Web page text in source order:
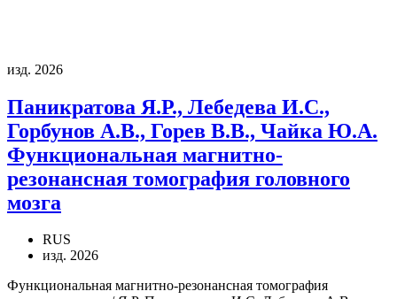
изд. 2026
Паникратова Я.Р., Лебедева И.С.,
Горбунов А.В., Горев В.В., Чайка Ю.А.
Функциональная магнитно-
резонансная томография головного
мозга
RUS
изд. 2026
Функциональная магнитно-резонансная томография